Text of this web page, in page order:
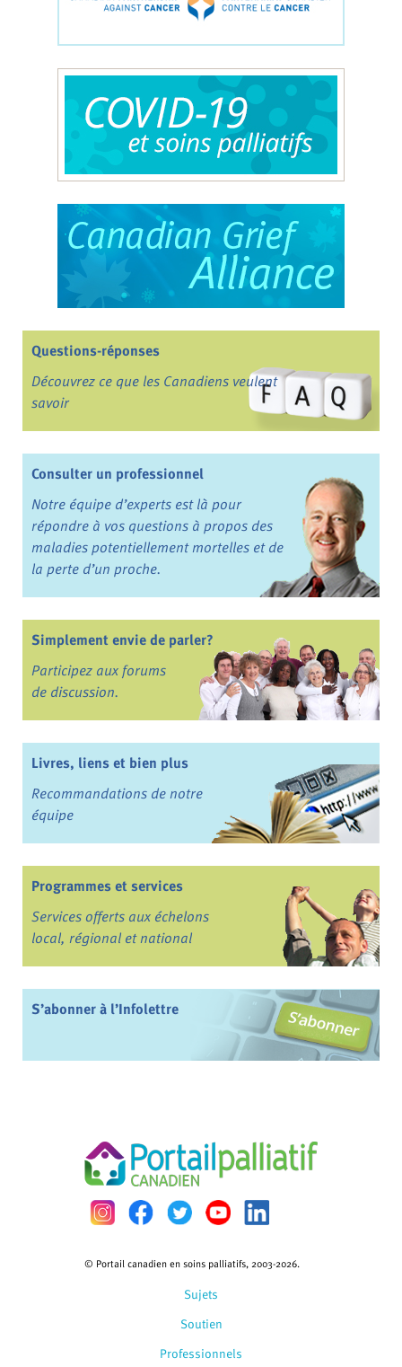
Questions-réponses
Découvrez ce que les Canadiens veulent
savoir
Consulter un professionnel
Notre équipe d’experts est là pour
répondre à vos questions à propos des
maladies potentiellement mortelles et de
la perte d’un proche.
Simplement envie de parler?
Participez aux forums
de discussion.
Livres, liens et bien plus
Recommandations de notre
équipe
Programmes et services
Services offerts aux échelons
local, régional et national
S’abonner à l’Infolettre
Sujets
Soutien
Professionnels
© Portail canadien en soins palliatifs, 2003-2026.